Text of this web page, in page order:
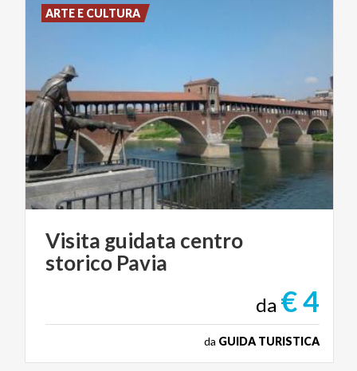
Visita guidata centro
storico Pavia
da € 4
da GUIDA TURISTICA
ARTE E CULTURA